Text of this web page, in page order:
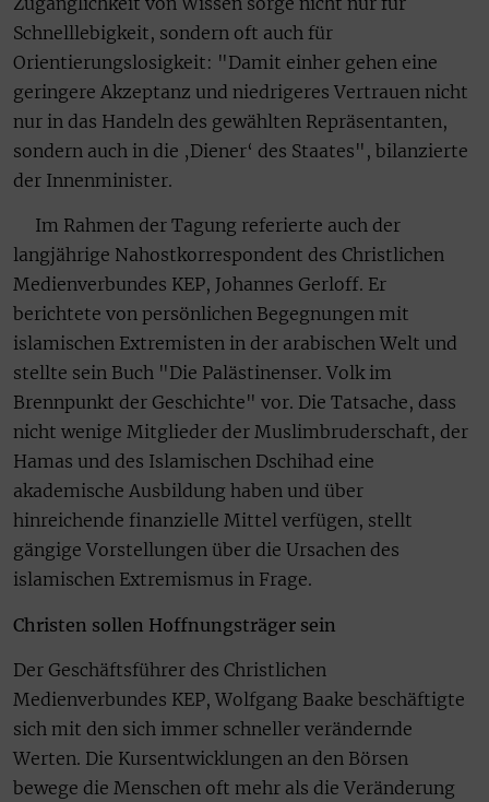
Schnelllebigkeit, sondern oft auch für
Orientierungslosigkeit: "Damit einher gehen eine
geringere Akzeptanz und niedrigeres Vertrauen nicht
nur in das Handeln des gewählten Repräsentanten,
sondern auch in die ‚Diener‘ des Staates", bilanzierte
der Innenminister.
Im Rahmen der Tagung referierte auch der
langjährige Nahostkorrespondent des Christlichen
Medienverbundes KEP, Johannes Gerloff. Er
berichtete von persönlichen Begegnungen mit
islamischen Extremisten in der arabischen Welt und
stellte sein Buch "Die Palästinenser. Volk im
Brennpunkt der Geschichte" vor. Die Tatsache, dass
nicht wenige Mitglieder der Muslimbruderschaft, der
Hamas und des Islamischen Dschihad eine
akademische Ausbildung haben und über
hinreichende finanzielle Mittel verfügen, stellt
gängige Vorstellungen über die Ursachen des
islamischen Extremismus in Frage.
Christen sollen Hoffnungsträger sein
Der Geschäftsführer des Christlichen
Medienverbundes KEP, Wolfgang Baake beschäftigte
sich mit den sich immer schneller verändernde
Werten. Die Kursentwicklungen an den Börsen
bewege die Menschen oft mehr als die Veränderung